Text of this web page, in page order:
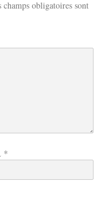
champs obligatoires sont
*